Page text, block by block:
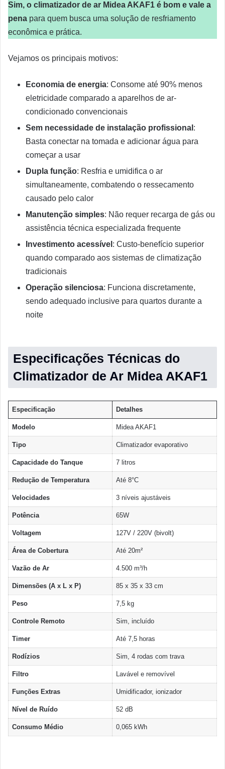
Sim, o climatizador de ar Midea AKAF1 é bom e vale a
pena para quem busca uma solução de resfriamento
econômica e prática.
Vejamos os principais motivos:
Economia de energia: Consome até 90% menos
eletricidade comparado a aparelhos de ar-
condicionado convencionais
Sem necessidade de instalação profissional :
Basta conectar na tomada e adicionar água para
começar a usar
Dupla função: Resfria e umidifica o ar
simultaneamente, combatendo o ressecamento
causado pelo calor
Manutenção simples: Não requer recarga de gás ou
assistência técnica especializada frequente
Investimento acessível : Custo-benefício superior
quando comparado aos sistemas de climatização
tradicionais
Operação silenciosa: Funciona discretamente,
sendo adequado inclusive para quartos durante a
noite
Especificações Técnicas do
Climatizador de Ar Midea AKAF1
Especificação Detalhes
Modelo Midea AKAF1
Tipo Climatizador evaporativo
Capacidade do Tanque 7 litros
Redução de Temperatura Até 8°C
Velocidades 3 níveis ajustáveis
Potência 65W
Voltagem 127V / 220V (bivolt)
Área de Cobertura Até 20m²
Vazão de Ar 4.500 m³/h
Dimensões (A x L x P) 85 x 35 x 33 cm
Peso 7,5 kg
Controle Remoto Sim, incluído
Timer Até 7,5 horas
Rodízios Sim, 4 rodas com trava
Filtro Lavável e removível
Funções Extras Umidificador, ionizador
Nível de Ruído 52 dB
Consumo Médio 0,065 kWh